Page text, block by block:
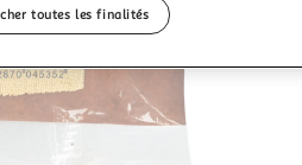
toutes les finalités